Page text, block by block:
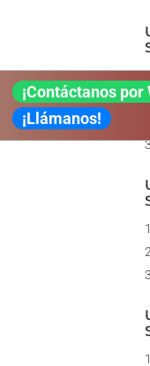
¡Contáctanos por
¡Llámanos!